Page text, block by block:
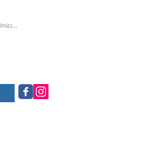
Iniciar sesión